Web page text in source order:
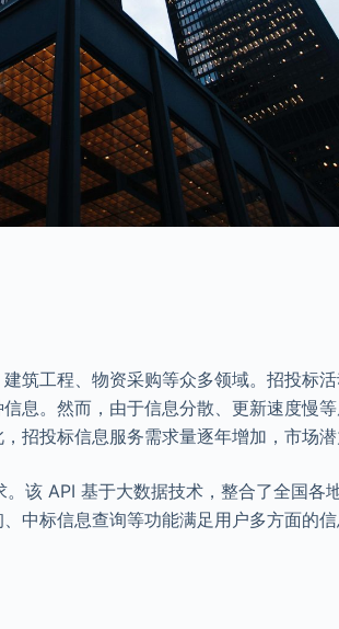
筑工程、物资采购等众多领域。招投标
息。然而，由于信息分散、更新速度慢
招投标信息服务需求量逐年增加，市场潜
该 API 基于大数据技术，整合了全国各
中标信息查询等功能满足用户多方面的信